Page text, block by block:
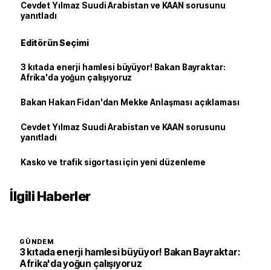
Cevdet Yılmaz Suudi Arabistan ve KAAN sorusunu
yanıtladı
Editörün Seçimi
3 kıtada enerji hamlesi büyüyor! Bakan Bayraktar:
Afrika'da yoğun çalışıyoruz
Bakan Hakan Fidan'dan Mekke Anlaşması açıklaması
Cevdet Yılmaz Suudi Arabistan ve KAAN sorusunu
yanıtladı
Kasko ve trafik sigortası için yeni düzenleme
İlgili Haberler
GÜNDEM
3 kıtada enerji hamlesi büyüyor! Bakan Bayraktar:
Afrika'da yoğun çalışıyoruz